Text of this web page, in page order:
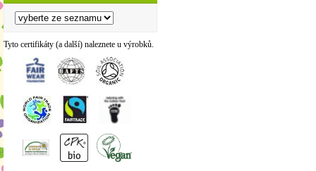
Tyto certifikáty (a další) naleznete u výrobků.